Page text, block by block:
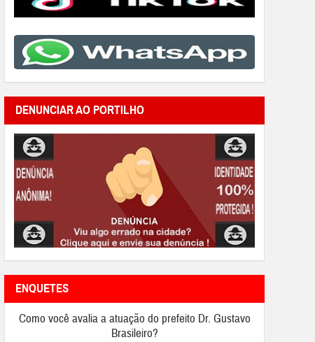
DENUNCIAR AO PORTILHO
ENQUETES
Como você avalia a atuação do prefeito Dr. Gustavo
Brasileiro?